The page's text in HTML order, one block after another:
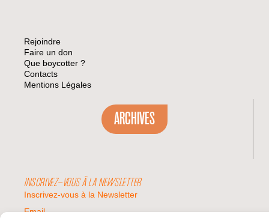
Rejoindre
Faire un don
Que boycotter ?
Contacts
Mentions Légales
ARCHIVES
INSCRIVEZ-VOUS À LA NEWSLETTER
Inscrivez-vous à la Newsletter
Email